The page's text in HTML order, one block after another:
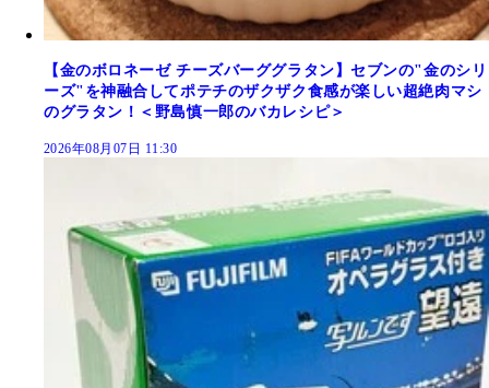
【金のボロネーゼ チーズバーググラタン】セブンの"金のシリ
ーズ"を神融合してポテチのザクザク食感が楽しい超絶肉マシ
のグラタン！＜野島慎一郎のバカレシピ＞
2026年08月07日 11:30